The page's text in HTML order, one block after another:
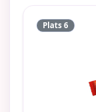
Plats 6